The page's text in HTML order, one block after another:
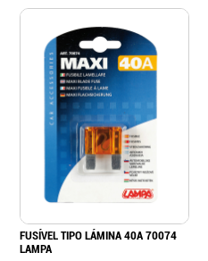
FUSÍVEL TIPO LÁMINA 40A 70074
LAMPA